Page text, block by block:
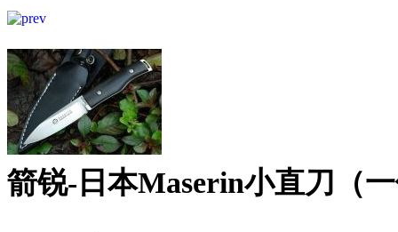
箭锐-日本Maserin小直刀（